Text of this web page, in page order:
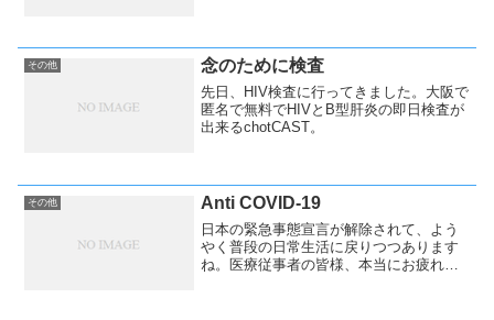
その他 念のために検査
先日、HIV検査に行ってきました。大阪で
匿名で無料でHIVとB型肝炎の即日検査が
出来るchotCAST。
その他 Anti COVID-19
日本の緊急事態宣言が解除されて、よう
やく普段の日常生活に戻りつつあります
ね。医療従事者の皆様、本当にお疲れ様